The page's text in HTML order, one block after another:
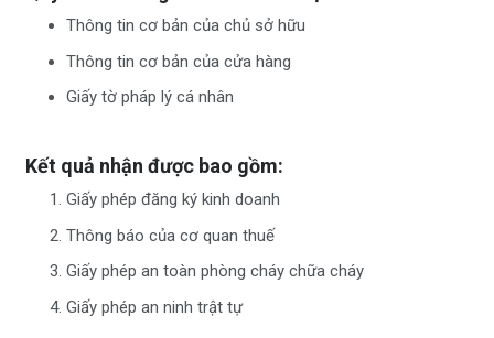
Thông tin cơ bản của chủ sở hữu
Thông tin cơ bản của cửa hàng
Giấy tờ pháp lý cá nhân
Kết quả nhận được bao gồm:
Giấy phép đăng ký kinh doanh
Thông báo của cơ quan thuế
Giấy phép an toàn phòng cháy chữa cháy
Giấy phép an ninh trật tự